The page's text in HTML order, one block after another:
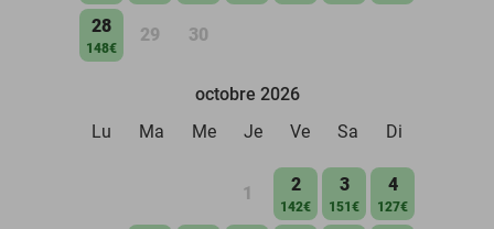
28
148€
29 30
octobre 2026
Lu
Ma Me Je Ve Sa Di
1 2
142€
3
151€
4
127€